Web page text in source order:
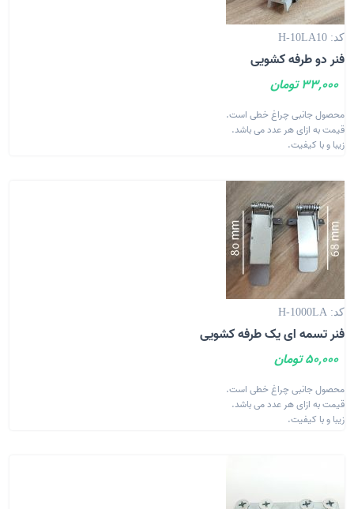
کد: H-10LA10
فنر دو طرفه کشویی
33,000 تومان
محصول جانبی چراغ خطی است.
قیمت به ازای هر عدد می باشد.
زیبا و با کیفیت.
کد: H-1000LA
فنر تسمه ای یک طرفه کشویی
50,000 تومان
محصول جانبی چراغ خطی است.
قیمت به ازای هر عدد می باشد.
زیبا و با کیفیت.